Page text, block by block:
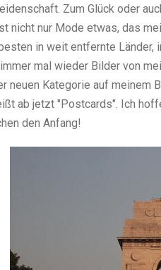
Zum Glück oder
nicht nur Mode etwas, das
in weit entfernte Länder,
mal wieder Bilder von
neuen Kategorie auf meinem
ab jetzt "Postcards". Ich
den Anfang!